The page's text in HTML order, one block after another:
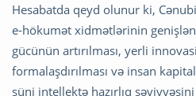
Hesabatda qeyd olunur ki,
e-hökumət xidmətlərinin
gücünün artırılması, yerli
formalaşdırılması və insan
süni intellektə hazırlıq